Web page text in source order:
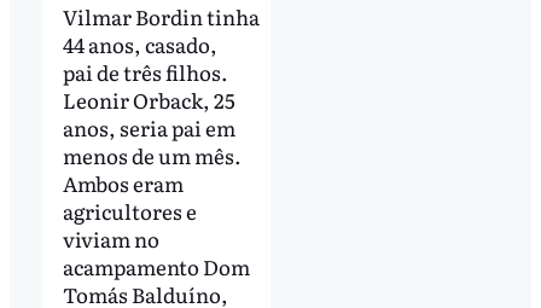
Vilmar Bordin tinha
44 anos, casado,
pai de três filhos.
Leonir Orback, 25
anos, seria pai em
menos de um mês.
Ambos eram
agricultores e
viviam no
acampamento Dom
Tomás Balduíno,